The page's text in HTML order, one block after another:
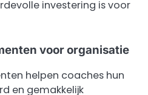
investering is voor
voor organisatie
helpen coaches hun
en gemakkelijk